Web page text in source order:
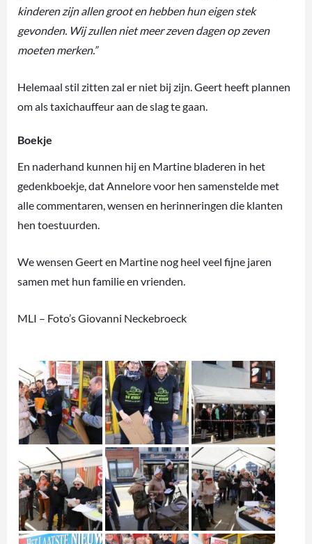
kinderen zijn allen groot en hebben hun eigen stek
gevonden. Wij zullen niet meer zeven dagen op zeven
moeten merken.”
Helemaal stil zitten zal er niet bij zijn. Geert heeft plannen
om als taxichauffeur aan de slag te gaan.
Boekje
En naderhand kunnen hij en Martine bladeren in het
gedenkboekje, dat Annelore voor hen samenstelde met
alle commentaren, wensen en herinneringen die klanten
hen toestuurden.
We wensen Geert en Martine nog heel veel fijne jaren
samen met hun familie en vrienden.
MLI – Foto’s Giovanni Neckebroeck